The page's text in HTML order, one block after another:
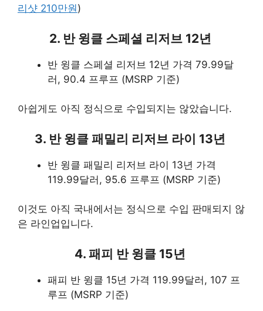
리샷 210만원)
2. 반 윙클 스페셜 리저브 12년
반 윙클 스페셜 리저브 12년 가격 79.99달
러, 90.4 프루프 (MSRP 기준)
아쉽게도 아직 정식으로 수입되지는 않았습니다.
3. 반 윙클 패밀리 리저브 라이 13년
반 윙클 패밀리 리저브 라이 13년 가격
119.99달러, 95.6 프루프 (MSRP 기준)
이것도 아직 국내에서는 정식으로 수입 판매되지 않
은 라인업입니다.
4. 패피 반 윙클 15년
패피 반 윙클 15년 가격 119.99달러, 107 프
루프 (MSRP 기준)